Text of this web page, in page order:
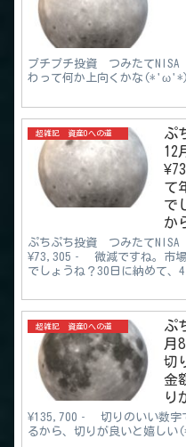
プチプチ投資 つみたて
わって何か上向くかな(*'ω'*)
超雑記 資産0への道
ぷ
12
て
で
か
ぷちぷち投資 つみたて
¥73,305‐ 微減ですね。市場
でしょうね？30日に納めて、
超雑記 資産0への道
ぷ
月
切
金
り
¥135,700‐ 切りのいい数字
るから、切りが良いと嬉